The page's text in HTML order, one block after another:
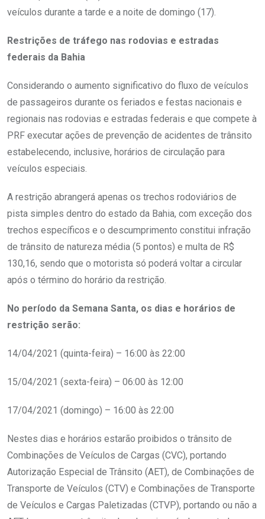
veículos durante a tarde e a noite de domingo (17).
Restrições de tráfego nas rodovias e estradas
federais da Bahia
Considerando o aumento significativo do fluxo de veículos
de passageiros durante os feriados e festas nacionais e
regionais nas rodovias e estradas federais e que compete à
PRF executar ações de prevenção de acidentes de trânsito
estabelecendo, inclusive, horários de circulação para
veículos especiais.
A restrição abrangerá apenas os trechos rodoviários de
pista simples dentro do estado da Bahia, com exceção dos
trechos específicos e o descumprimento constitui infração
de trânsito de natureza média (5 pontos) e multa de R$
130,16, sendo que o motorista só poderá voltar a circular
após o término do horário da restrição.
No período da Semana Santa, os dias e horários de
restrição serão:
14/04/2021 (quinta-feira) – 16:00 às 22:00
15/04/2021 (sexta-feira) – 06:00 às 12:00
17/04/2021 (domingo) – 16:00 às 22:00
Nestes dias e horários estarão proibidos o trânsito de
Combinações de Veículos de Cargas (CVC), portando
Autorização Especial de Trânsito (AET), de Combinações de
Transporte de Veículos (CTV) e Combinações de Transporte
de Veículos e Cargas Paletizadas (CTVP), portando ou não a